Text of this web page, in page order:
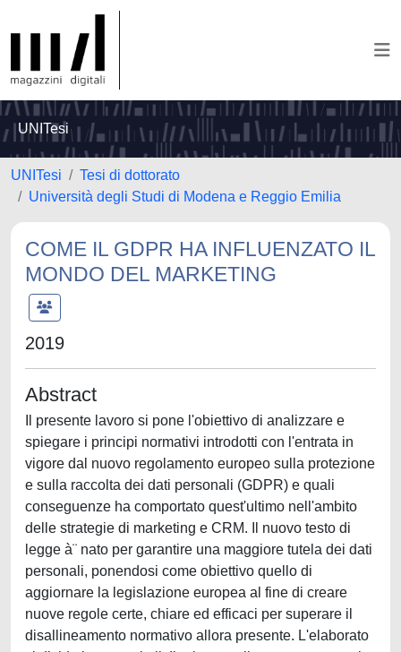
UNITesi
UNITesi
Tesi di dottorato
Università degli Studi di Modena e Reggio Emilia
COME IL GDPR HA INFLUENZATO IL
MONDO DEL MARKETING
2019
Abstract
Il presente lavoro si pone l'obiettivo di analizzare e
spiegare i principi normativi introdotti con l'entrata in
vigore dal nuovo regolamento europeo sulla protezione
e sulla raccolta dei dati personali (GDPR) e quali
conseguenze ha comportato quest'ultimo nell'ambito
delle strategie di marketing e CRM. Il nuovo testo di
legge à¨ nato per garantire una maggiore tutela dei dati
personali, ponendosi come obiettivo quello di
aggiornare la legislazione europea al fine di creare
nuove regole certe, chiare ed efficaci per superare il
disallineamento normativo allora presente. L'elaborato